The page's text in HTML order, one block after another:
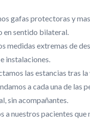
Dental Sartal Bugallo
Utilizamos cookies para
servicio.
Leer más
Sólo funcional
gafas protectoras y
en sentido bilateral.
medidas extremas de
instalaciones.
las estancias tras
a cada una de las
sin acompañantes.
a nuestros pacientes